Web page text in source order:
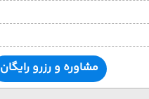
مشاوره و رزرو رایگان